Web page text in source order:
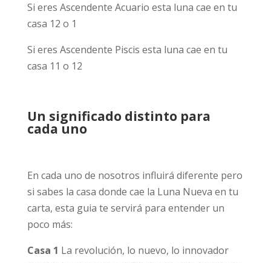
Si eres Ascendente Acuario esta luna cae en tu
casa 12 o 1
Si eres Ascendente Piscis esta luna cae en tu
casa 11 o 12
Un significado distinto para
cada uno
En cada uno de nosotros influirá diferente pero
si sabes la casa donde cae la Luna Nueva en tu
carta, esta guia te servirá para entender un
poco más:
Casa 1 La revolución, lo nuevo, lo innovador